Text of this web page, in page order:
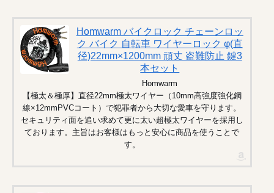
Homwarm バイクロック チェーンロッ
ク バイク 自転車 ワイヤーロック φ(直
径)22mm×1200mm 頑丈 盗難防止 鍵3
本セット
Homwarm
【極太＆極厚】直径22mm極太ワイヤー（10mm高強度強化鋼
線×12mmPVCコート）で犯罪者から大切な愛車を守ります。
セキュリティ面を追い求めて更に太い超極太ワイヤーを採用し
ております。主旨はお客様はもっと安心に商品を使うことで
す。